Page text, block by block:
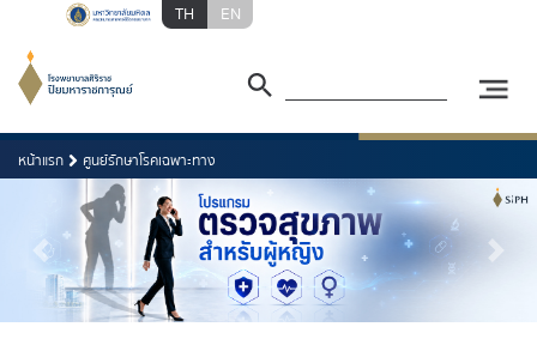
TH EN
หน้าแรก ศูนย์รักษาโรคเฉพาะทาง
Previous